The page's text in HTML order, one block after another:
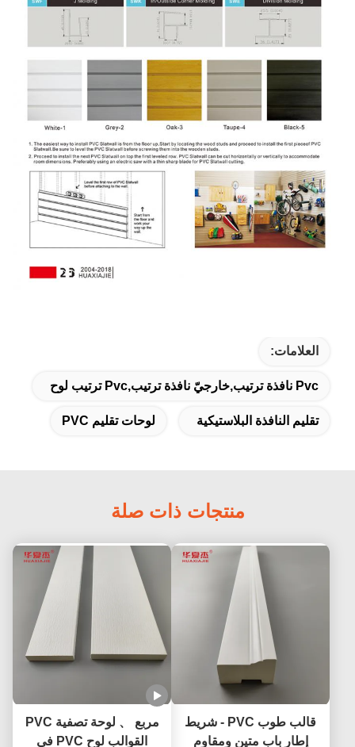
العلامات:
Pvc نافذة ترتيب,خارجيّ نافذة ترتيب,pvc ترتيب لوح
تقليم النافذة البلاستيكية لوحات تقليم PVC
منتجات ذات صلة
قالب طوب PVC - شريط
إطار باب متين ومقاوم
مربع 、 لوحة تصفية PVC
القوالب لوح PVC في